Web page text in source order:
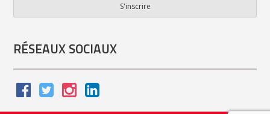
S'inscrire
Name *
RÉSEAUX SOCIAUX